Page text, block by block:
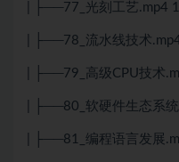
| ├──77_光刻工艺.mp4
| ├──78_流水线技术
| ├──79_高级CPU技术
| ├──80_软硬件生态系
| ├──81_编程语言发展